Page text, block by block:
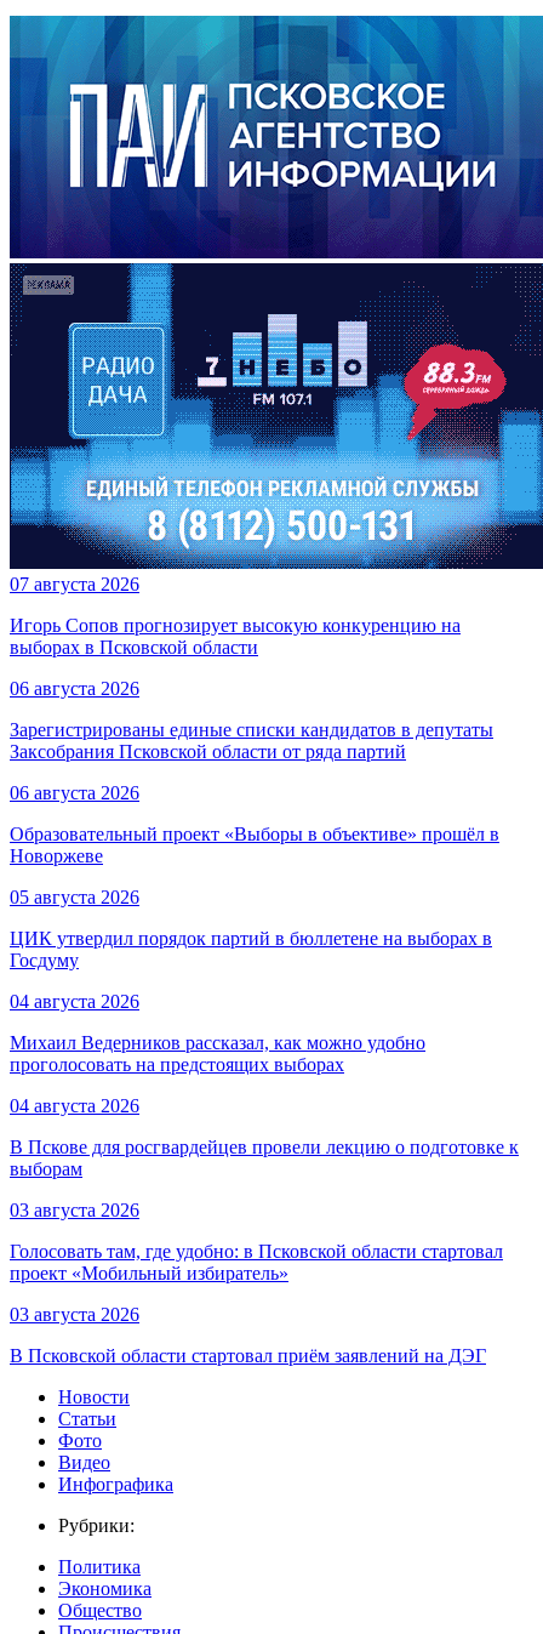
07 августа 2026
Игорь Сопов прогнозирует высокую конкуренцию на
выборах в Псковской области
06 августа 2026
Зарегистрированы единые списки кандидатов в депутаты
Заксобрания Псковской области от ряда партий
06 августа 2026
Образовательный проект «Выборы в объективе» прошёл в
Новоржеве
05 августа 2026
ЦИК утвердил порядок партий в бюллетене на выборах в
Госдуму
04 августа 2026
Михаил Ведерников рассказал, как можно удобно
проголосовать на предстоящих выборах
04 августа 2026
В Пскове для росгвардейцев провели лекцию о подготовке к
выборам
03 августа 2026
Голосовать там, где удобно: в Псковской области стартовал
проект «Мобильный избиратель»
03 августа 2026
В Псковской области стартовал приём заявлений на ДЭГ
Новости
Статьи
Фото
Видео
Инфографика
Рубрики:
Политика
Экономика
Общество